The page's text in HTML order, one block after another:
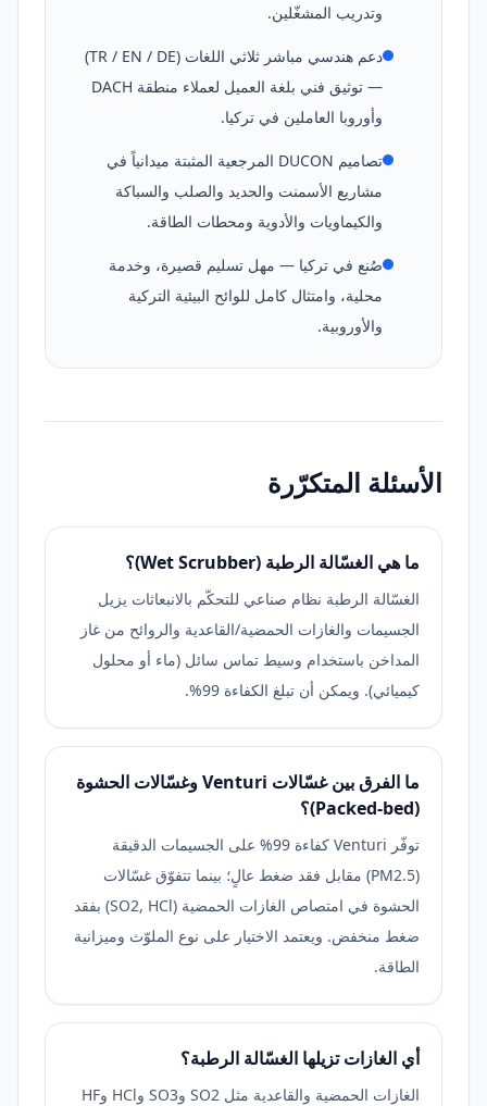
وتدريب المشغّلين.
دعم هندسي مباشر ثلاثي اللغات (TR / EN / DE)
— توثيق فني بلغة العميل لعملاء منطقة DACH
وأوروبا العاملين في تركيا.
تصاميم DUCON المرجعية المثبتة ميدانياً في
مشاريع الأسمنت والحديد والصلب والسباكة
والكيماويات والأدوية ومحطات الطاقة.
صُنع في تركيا — مهل تسليم قصيرة، وخدمة
محلية، وامتثال كامل للوائح البيئية التركية
والأوروبية.
الأسئلة المتكرّرة
ما هي الغسّالة الرطبة (Wet Scrubber)؟
الغسّالة الرطبة نظام صناعي للتحكّم بالانبعاثات يزيل
الجسيمات والغازات الحمضية/القاعدية والروائح من غاز
المداخن باستخدام وسيط تماس سائل (ماء أو محلول
كيميائي). ويمكن أن تبلغ الكفاءة 99%.
ما الفرق بين غسّالات Venturi وغسّالات الحشوة
(Packed-bed)؟
توفّر Venturi كفاءة 99% على الجسيمات الدقيقة
(PM2.5) مقابل فقد ضغط عالٍ؛ بينما تتفوّق غسّالات
الحشوة في امتصاص الغازات الحمضية (SO2, HCl) بفقد
ضغط منخفض. ويعتمد الاختيار على نوع الملوّث وميزانية
الطاقة.
أي الغازات تزيلها الغسّالة الرطبة؟
الغازات الحمضية والقاعدية مثل SO2 وSO3 وHCl وHF